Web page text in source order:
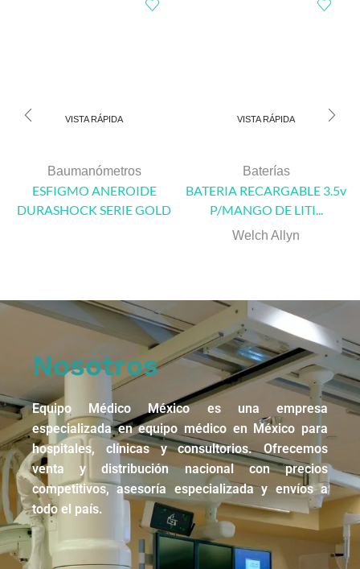
VISTA RÁPIDA
Baumanómetros
ESFIGMO ANEROIDE
DURASHOCK SERIE GOLD
VISTA RÁPIDA
Baterías
BATERIA RECARGABLE 3.5v
P/MANGO DE LITI...
Welch Allyn
Nosotros
Equipo Médico México es una empresa
especializada en equipo médico en México para
hospitales, clínicas y consultorios. Ofrecemos
venta y distribución nacional con precios
competitivos, asesoría especializada y envíos a
todo el país.